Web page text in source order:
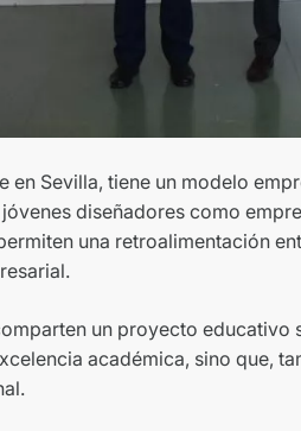
en Sevilla, tiene un modelo
diseñadores como
una retroalimentación
un proyecto
académica, sino que,